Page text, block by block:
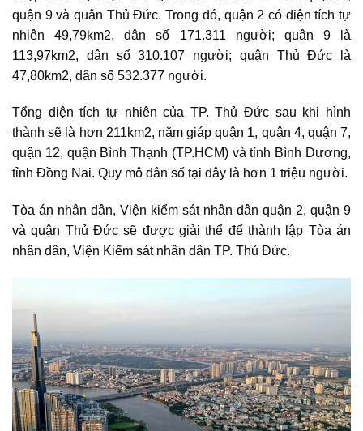
quận 9 và quận Thủ Đức. Trong đó, quận 2 có diện tích tự
nhiên 49,79km2, dân số 171.311 người; quận 9 là
113,97km2, dân số 310.107 người; quận Thủ Đức là
47,80km2, dân số 532.377 người.
Tổng diện tích tự nhiên của TP. Thủ Đức sau khi hình
thành sẽ là hơn 211km2, nằm giáp quận 1, quận 4, quận 7,
quận 12, quận Bình Thạnh (TP.HCM) và tỉnh Bình Dương,
tỉnh Đồng Nai. Quy mô dân số tại đây là hơn 1 triệu người.
Tòa án nhân dân, Viện kiểm sát nhân dân quận 2, quận 9
và quận Thủ Đức sẽ được giải thể để thành lập Tòa án
nhân dân, Viện Kiểm sát nhân dân TP. Thủ Đức.